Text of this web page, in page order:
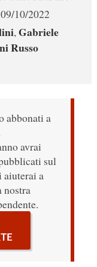
10/2022
,Gabriele
Russo
abbonati a
avrai
sul
aiuterai a
nostra